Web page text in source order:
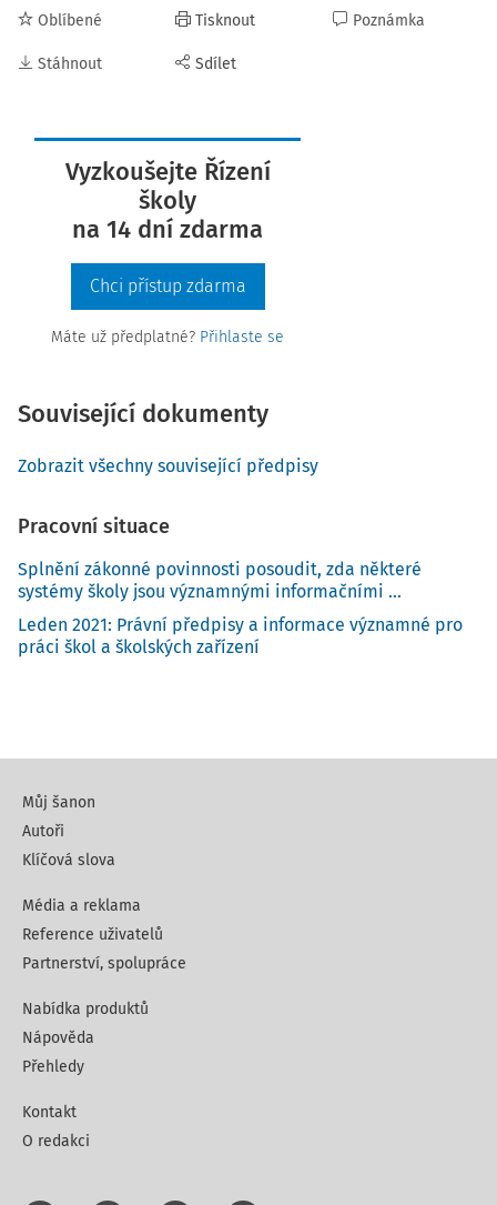
Oblíbené
Stáhnout
Tisknout
Sdílet
Poznámka
Vyzkoušejte Řízení
školy
na 14 dní zdarma
Chci přístup zdarma
Máte už předplatné? Přihlaste se
Související dokumenty
Zobrazit všechny související předpisy
Pracovní situace
Splnění zákonné povinnosti posoudit, zda některé
systémy školy jsou významnými informačními ...
Leden 2021: Právní předpisy a informace významné pro
práci škol a školských zařízení
Můj šanon
Autoři
Klíčová slova
Média a reklama
Reference uživatelů
Partnerství, spolupráce
Nabídka produktů
Nápověda
Přehledy
Kontakt
O redakci